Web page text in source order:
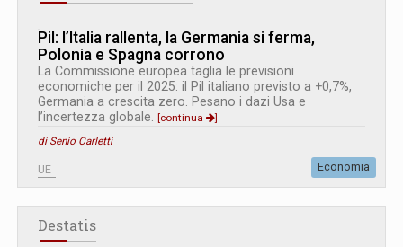
Pil: l’Italia rallenta, la Germania si ferma,
Polonia e Spagna corrono
La Commissione europea taglia le previsioni
economiche per il 2025: il Pil italiano previsto a +0,7%,
Germania a crescita zero. Pesano i dazi Usa e
l’incertezza globale. [continua
]
di Senio Carletti
UE Economia
Destatis